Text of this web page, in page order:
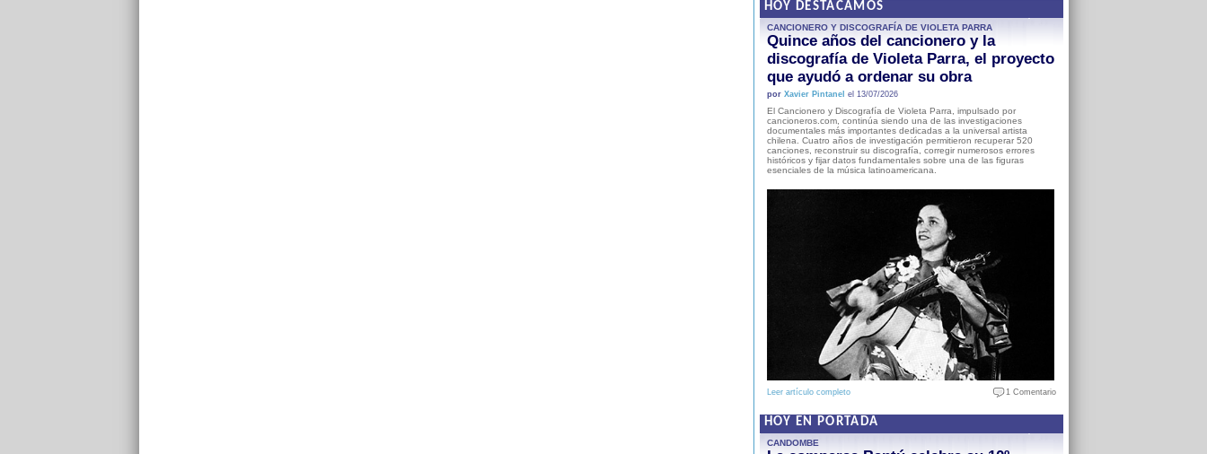
HOY DESTACAMOS
CANCIONERO Y DISCOGRAFÍA DE VIOLETA PARRA
Quince años del cancionero y la
discografía de Violeta Parra, el proyecto
que ayudó a ordenar su obra
por Xavier Pintanel el 13/07/2026
El Cancionero y Discografía de Violeta Parra, impulsado por
cancioneros.com, continúa siendo una de las investigaciones
documentales más importantes dedicadas a la universal artista
chilena. Cuatro años de investigación permitieron recuperar 520
canciones, reconstruir su discografía, corregir numerosos errores
históricos y fijar datos fundamentales sobre una de las figuras
esenciales de la música latinoamericana.
Leer artículo completo 1 Comentario
HOY EN PORTADA
CANDOMBE